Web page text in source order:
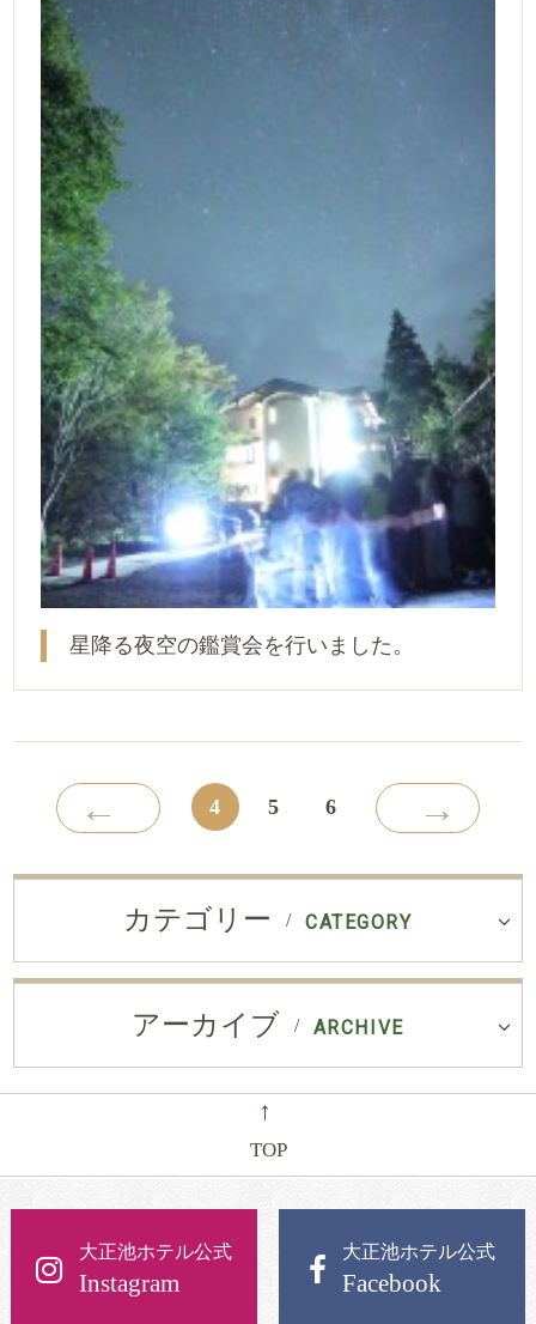
星降る夜空の鑑賞会を行いました。
← 4 5 6 →
カテゴリー CATEGORY
アーカイブ ARCHIVE
←
TOP
大正池ホテル公式
Instagram
大正池ホテル公式
Facebook